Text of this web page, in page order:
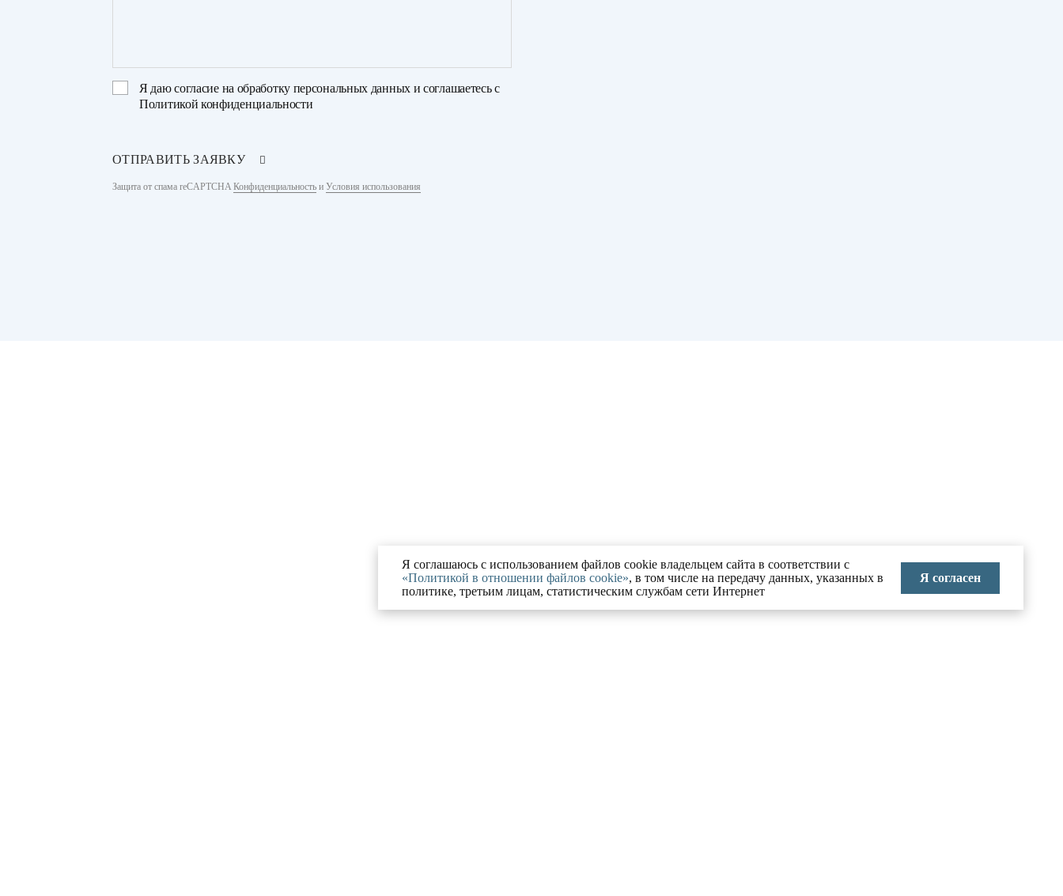
Я даюсогласие на обработку персональных данныхи соглашаетесь с
Политикой конфиденциальности
ОТПРАВИТЬ ЗАЯВКУ
Защита от спама reCAPTCHAКонфиденциальность и Условия использования
Я соглашаюсь с использованием файлов cookie владельцем сайта в соответствии с
«Политикой в отношении файлов cookie», в том числе на передачу данных, указанных в
политике, третьим лицам, статистическим службам сети Интернет
Я согласен